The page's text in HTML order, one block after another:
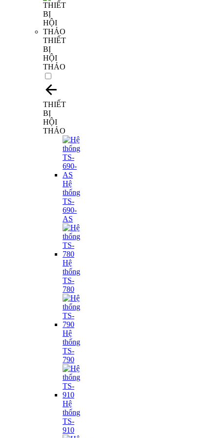
THIẾT
BỊ
HỘI
THẢO
THIẾT
BỊ
HỘI
THẢO
Hệ
thống
TS-
690-
AS
Hệ
thống
TS-
780
Hệ
thống
TS-
790
Hệ
thống
TS-
910